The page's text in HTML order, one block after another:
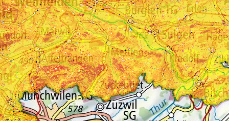
Erweiterte
Werkzeuge
Natur
und
Umwelt
Dargestellte
Karten